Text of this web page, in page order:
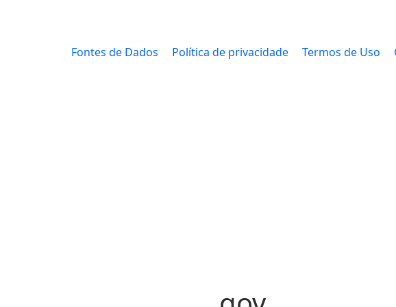
Fontes de Dados Política de privacidade Termos de Uso